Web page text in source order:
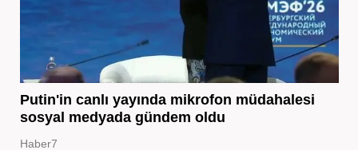
Putin'in canlı yayında mikrofon müdahalesi
sosyal medyada gündem oldu
Haber7